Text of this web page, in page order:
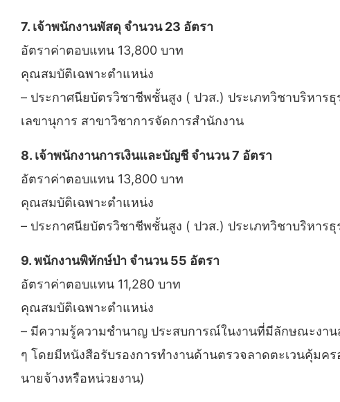
7. เจ้าพนักงานพัสดุ จำนวน 23 อัตรา
อัตราค่าตอบแทน 13,800 บาท
คุณสมบัติเฉพาะตำแหน่ง
– ประกาศนียบัตรวิชาชีพชั้นสูง ( ปวส.) ประเภทวิชาบริหาร
เลขานุการ สาขาวิชาการจัดการสำนักงาน
8. เจ้าพนักงานการเงินและบัญชี จำนวน 7 อัตรา
อัตราค่าตอบแทน 13,800 บาท
คุณสมบัติเฉพาะตำแหน่ง
– ประกาศนียบัตรวิชาชีพชั้นสูง ( ปวส.) ประเภทวิชาบริหาร
9. พนักงานพิทักษ์ป่า จำนวน 55 อัตรา
อัตราค่าตอบแทน 11,280 บาท
คุณสมบัติเฉพาะตำแหน่ง
– มีความรู้ความชํานาญ ประสบการณ์ในงานที่มีลักษณะงาน
ๆ โดยมีหนังสือรับรองการทำงานด้านตรวจลาดตะเวนคุ้ม
นายจ้างหรือหน่วยงาน)